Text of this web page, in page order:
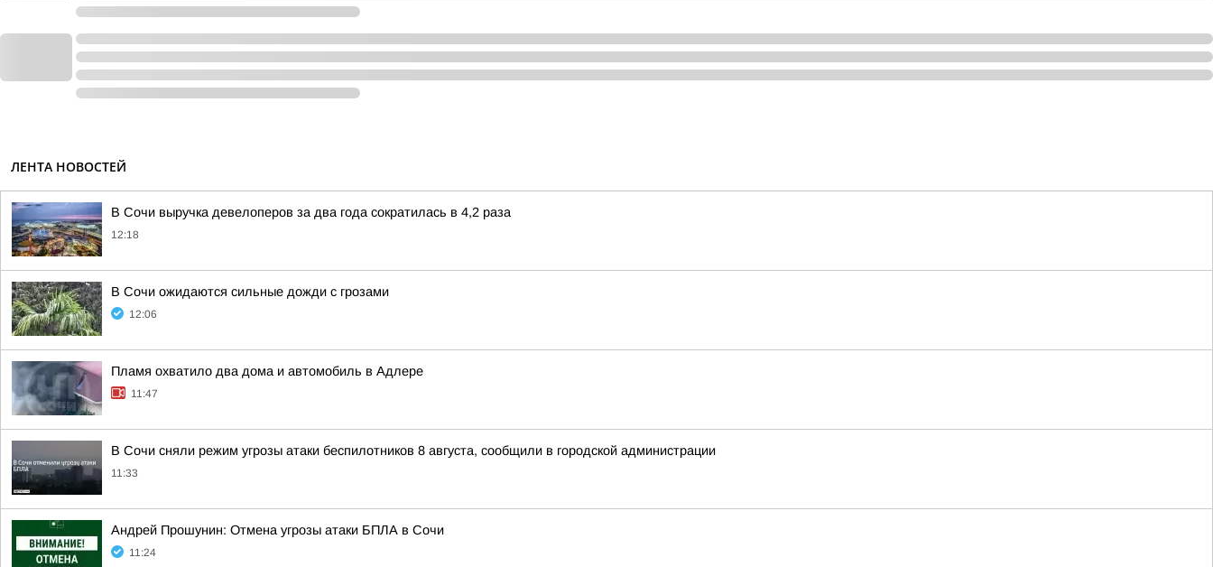
ЛЕНТА НОВОСТЕЙ
В Сочи выручка девелоперов за два года сократилась в 4,2 раза
12:18
В Сочи ожидаются сильные дожди с грозами
12:06
Пламя охватило два дома и автомобиль в Адлере
11:47
В Сочи сняли режим угрозы атаки беспилотников 8 августа, сообщили в городской администрации
11:33
Андрей Прошунин: Отмена угрозы атаки БПЛА в Сочи
11:24